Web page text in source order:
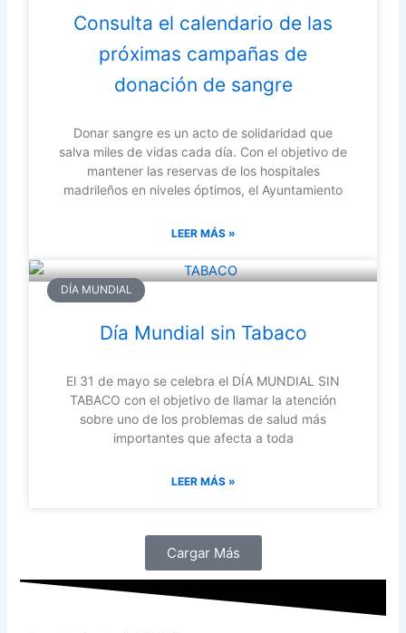
Consulta el calendario de las
próximas campañas de
donación de sangre
Donar sangre es un acto de solidaridad que
salva miles de vidas cada día. Con el objetivo de
mantener las reservas de los hospitales
madrileños en niveles óptimos, el Ayuntamiento
LEER MÁS »
DÍA MUNDIAL
Día Mundial sin Tabaco
El 31 de mayo se celebra el DÍA MUNDIAL SIN
TABACO con el objetivo de llamar la atención
sobre uno de los problemas de salud más
importantes que afecta a toda
LEER MÁS »
Cargar Más